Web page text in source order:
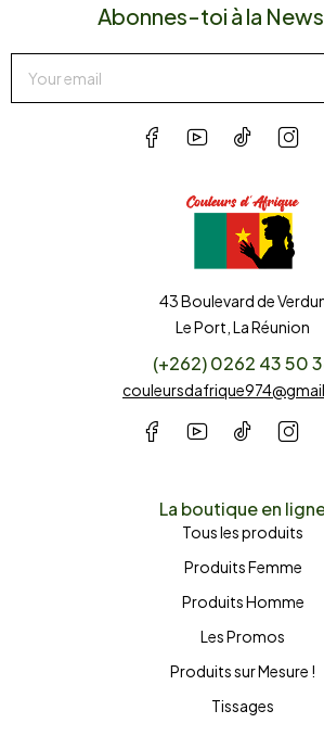
43 Boulevard de
Le Port, La Réunion
(+262) 0262 43 50
La boutique en
Tous les produits
Produits Femme
Produits Homme
Les Promos
Produits sur Mesure !
Tissages
Abonnes-toi à la